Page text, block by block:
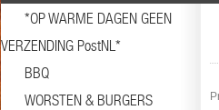
*OP WARME DAGEN GEEN
VERZENDING PostNL*
BBQ
WORSTEN & BURGERS